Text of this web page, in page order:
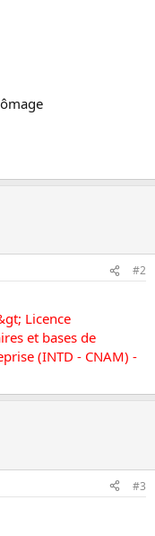
#2
Licence
et bases de
(INTD - CNAM) -
#3